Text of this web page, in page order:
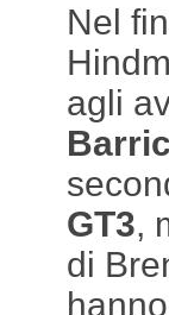
Nel
agli
GT3,
di